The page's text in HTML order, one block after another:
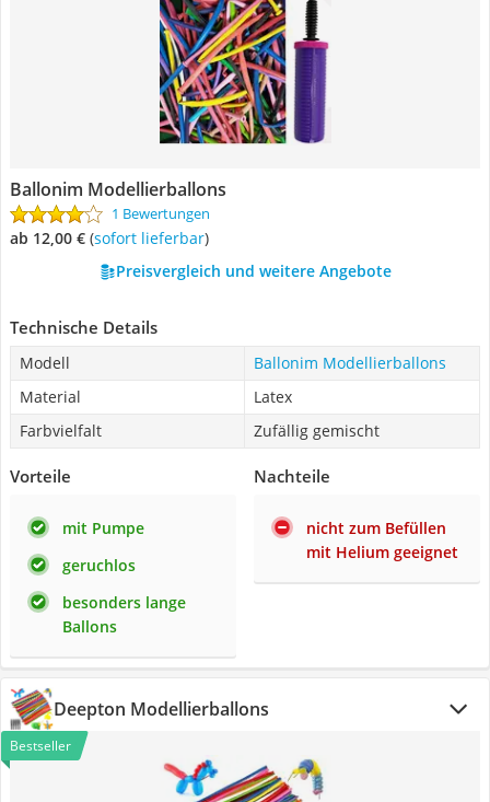
Ballonim Modellierballons
1 Bewertungen
ab 12,00 € ( Sofort lieferbar)
Preisvergleich und weitere Angebote
Technische Details
Modell
Ballonim Modellierballons
Material
Latex
Farbvielfalt
Zufällig gemischt
Vorteile
mit Pumpe
geruchlos
besonders lange
Ballons
Nachteile
nicht zum Befüllen
mit Helium geeignet
Deepton Modellierballons
Bestseller